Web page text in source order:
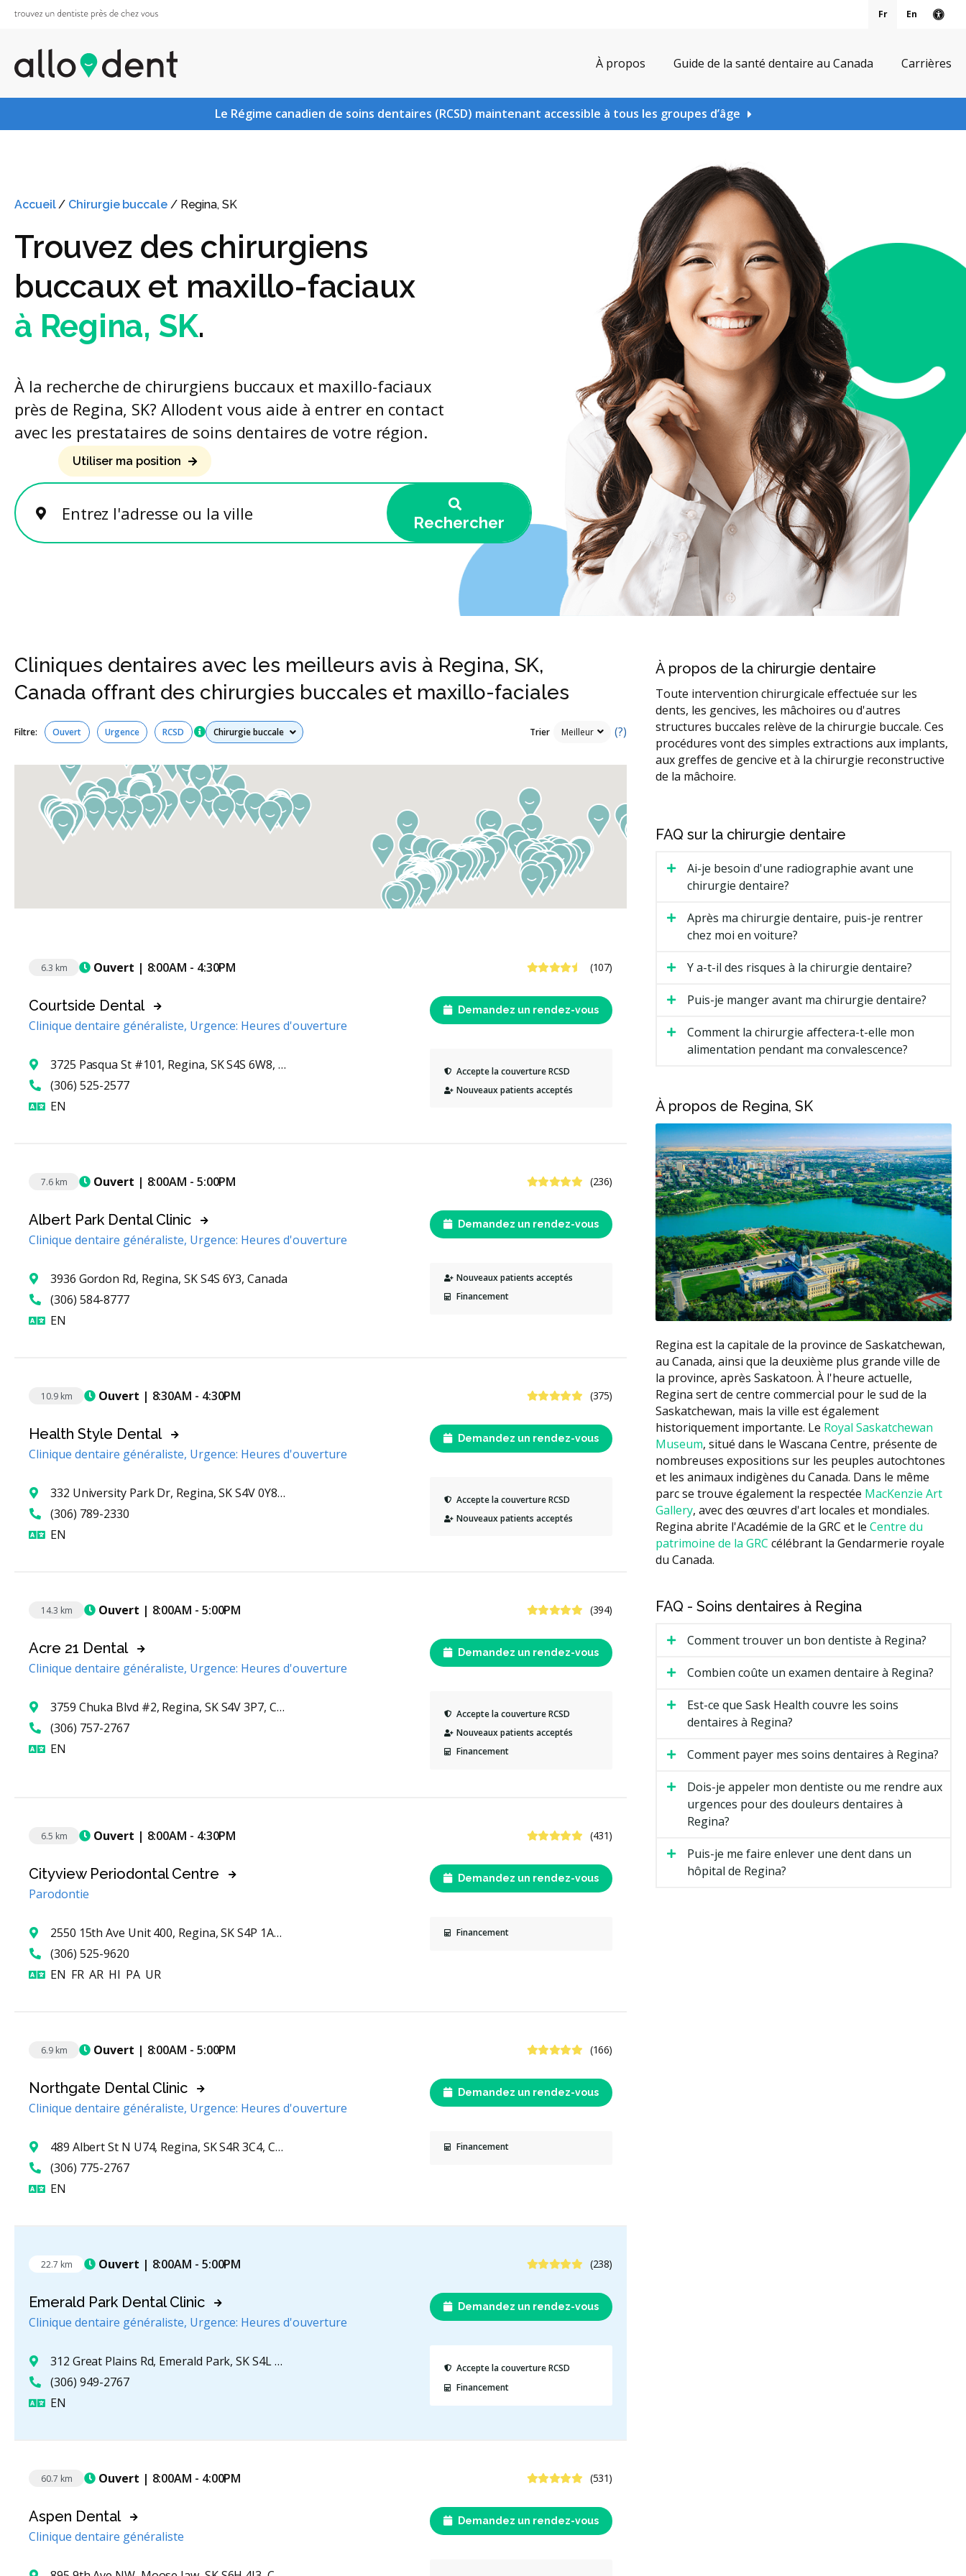
Fr En
À propos Guide de la santé dentaire au Canada Carrières
Le Régime canadien de soins dentaires (RCSD) maintenant accessible à tous les groupes d’âge
Accueil/ Chirurgie buccale/ Regina, SK
Trouvez des chirurgiens
buccaux et maxillo-faciaux
à Regina, SK.
À la recherche de chirurgiens buccaux et maxillo-faciaux
près de Regina, SK? Allodent vous aide à entrer en contact
avec les prestataires de soins dentaires de votre région.
Entrez l'adresse ou la ville
Utiliser ma position
Rechercher
Cliniques dentaires avec les meilleurs avis à Regina, SK,
Canada offrant des chirurgies buccales et maxillo-faciales
Filtre: Ouvert Urgence RCSD Tous les services Trier (?)
6.3 km 4.6 étoiles (107)
Ouvert | 8:00AM - 4:30PM
Courtside Dental
Clinique dentaire généraliste, Urgence: Heures d'ouverture
Demandez un rendez-vous
3725 Pasqua St #101, Regina, SK S4S 6W8, Canada
(306) 525-2577
EN
Accepte la couverture RCSD
Nouveaux patients acceptés
7.6 km 5 étoiles (236)
Ouvert | 8:00AM - 5:00PM
Albert Park Dental Clinic
Clinique dentaire généraliste, Urgence: Heures d'ouverture
Demandez un rendez-vous
3936 Gordon Rd, Regina, SK S4S 6Y3, Canada
(306) 584-8777
EN
Nouveaux patients acceptés
Financement
10.9 km 4.9 étoiles (375)
Ouvert | 8:30AM - 4:30PM
Health Style Dental
Clinique dentaire généraliste, Urgence: Heures d'ouverture
Demandez un rendez-vous
332 University Park Dr, Regina, SK S4V 0Y8, Canada
(306) 789-2330
EN
Accepte la couverture RCSD
Nouveaux patients acceptés
14.3 km 4.9 étoiles (394)
Ouvert | 8:00AM - 5:00PM
Acre 21 Dental
Clinique dentaire généraliste, Urgence: Heures d'ouverture
Demandez un rendez-vous
3759 Chuka Blvd #2, Regina, SK S4V 3P7, Canada
(306) 757-2767
EN
Accepte la couverture RCSD
Nouveaux patients acceptés
Financement
6.5 km 4.9 étoiles (431)
Ouvert | 8:00AM - 4:30PM
Cityview Periodontal Centre
Parodontie
Demandez un rendez-vous
2550 15th Ave Unit 400, Regina, SK S4P 1A5, Canada
(306) 525-9620
EN Anglais
FR Français
AR Arabe
HI Hindi
PAPendjabi
UR
Financement
6.9 km 4.8 étoiles (166)
Ouvert | 8:00AM - 5:00PM
Northgate Dental Clinic
Clinique dentaire généraliste, Urgence: Heures d'ouverture
Demandez un rendez-vous
489 Albert St N U74, Regina, SK S4R 3C4, Canada
(306) 775-2767
EN
Financement
22.7 km 4.9 étoiles (238)
Ouvert | 8:00AM - 5:00PM
Emerald Park Dental Clinic
Clinique dentaire généraliste, Urgence: Heures d'ouverture
Demandez un rendez-vous
312 Great Plains Rd, Emerald Park, SK S4L 0B8, Canada
(306) 949-2767
EN
Accepte la couverture RCSD
Financement
60.7 km 4.9 étoiles (531)
Ouvert | 8:00AM - 4:00PM
Aspen Dental
Clinique dentaire généraliste
Demandez un rendez-vous
À propos de la chirurgie dentaire
Toute intervention chirurgicale effectuée sur les
dents, les gencives, les mâchoires ou d'autres
structures buccales relève de la chirurgie buccale. Ces
procédures vont des simples extractions aux implants,
aux greffes de gencive et à la chirurgie reconstructive
de la mâchoire.
FAQ sur la chirurgie dentaire
Ai-je besoin d'une radiographie avant une
chirurgie dentaire?
Après ma chirurgie dentaire, puis-je rentrer
chez moi en voiture?
Y a-t-il des risques à la chirurgie dentaire?
Puis-je manger avant ma chirurgie dentaire?
Comment la chirurgie affectera-t-elle mon
alimentation pendant ma convalescence?
À propos de Regina, SK
Regina est la capitale de la province de Saskatchewan,
au Canada, ainsi que la deuxième plus grande ville de
la province, après Saskatoon. À l'heure actuelle,
Regina sert de centre commercial pour le sud de la
Saskatchewan, mais la ville est également
historiquement importante. Le Royal Saskatchewan
Museum, situé dans le Wascana Centre, présente de
nombreuses expositions sur les peuples autochtones
et les animaux indigènes du Canada. Dans le même
parc se trouve également la respectée MacKenzie Art
Gallery, avec des œuvres d'art locales et mondiales.
Regina abrite l'Académie de la GRC et le Centre du
patrimoine de la GRC célébrant la Gendarmerie royale
du Canada.
FAQ - Soins dentaires à Regina
Comment trouver un bon dentiste à Regina?
Combien coûte un examen dentaire à Regina?
Est-ce que Sask Health couvre les soins
dentaires à Regina?
Comment payer mes soins dentaires à Regina?
Dois-je appeler mon dentiste ou me rendre aux
urgences pour des douleurs dentaires à
Regina?
Puis-je me faire enlever une dent dans un
hôpital de Regina?